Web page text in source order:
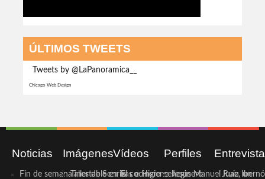
ÚLTIMOS TWEETS
Tweets by @LaPanoramica__
Chicago Web Design
Noticias
Fin de semana inestable en la
Imágenes
Taller de Sonrisas e Higiene
Vídeos
El cocinero ceheginero
Perfiles
Jesús Manuel Ruiz, un
Juan